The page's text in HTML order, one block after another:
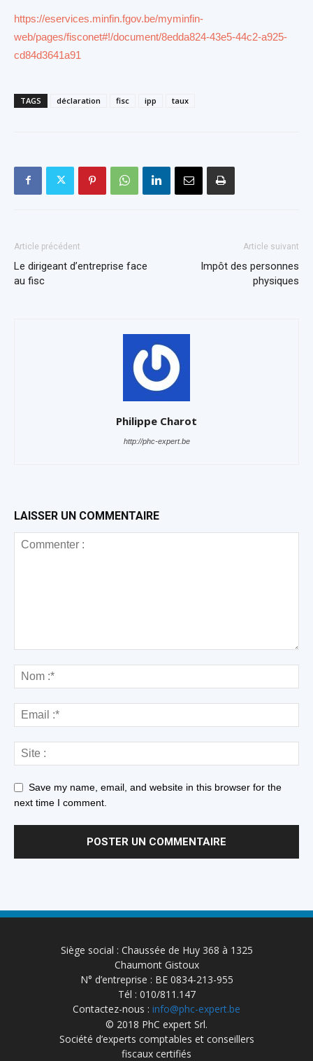
https://eservices.minfin.fgov.be/myminfin-
web/pages/fisconet#!/document/8edda824-43e5-44c2-a925-
cd84d3641a91
TAGS déclaration fisc ipp taux
Article précédent
Le dirigeant d’entreprise face
au fisc
Article suivant
Impôt des personnes
physiques
Philippe Charot
http://phc-expert.be
LAISSER UN COMMENTAIRE
Save my name, email, and website in this browser for the
next time I comment.
Siège social : Chaussée de Huy 368 à 1325
Chaumont Gistoux
N° d’entreprise : BE 0834-213-955
Tél : 010/811.147
Contactez-nous : info@phc-expert.be
© 2018 PhC expert Srl.
Société d’experts comptables et conseillers
fiscaux certifiés